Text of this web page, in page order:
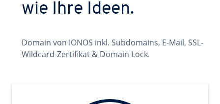
wie Ihre Ideen.
Domain von IONOS inkl. Subdomains, E-Mail, SSL-
Wildcard-Zertifikat & Domain Lock.